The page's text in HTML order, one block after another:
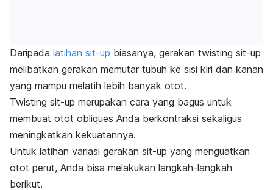
Daripada latihan sit-up biasanya, gerakan twisting sit-up
melibatkan gerakan memutar tubuh ke sisi kiri dan kanan
yang mampu melatih lebih banyak otot.
Twisting sit-up merupakan cara yang bagus untuk
membuat otot obliques Anda berkontraksi sekaligus
meningkatkan kekuatannya.
Untuk latihan variasi gerakan sit-up yang menguatkan
otot perut, Anda bisa melakukan langkah-langkah
berikut.